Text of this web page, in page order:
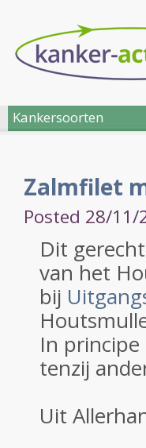
Kankersoorten
Zalmfilet
Posted 28/11/
Dit
van het
bij
In
tenzij
Uit